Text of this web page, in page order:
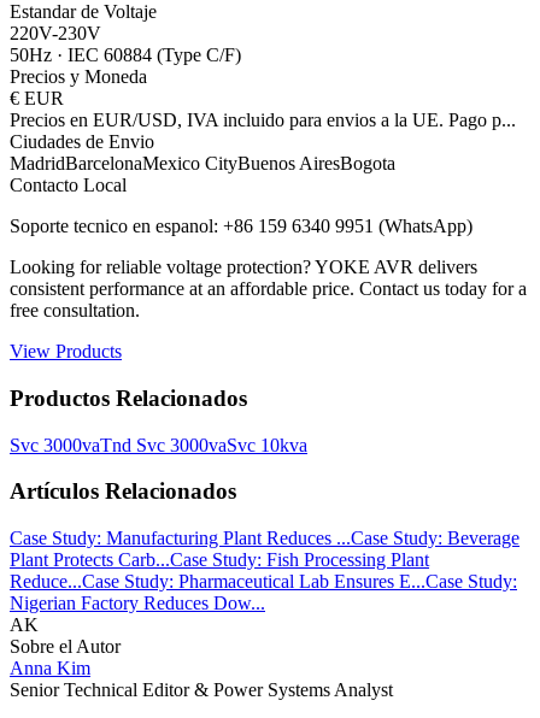
Estandar de Voltaje
220V-230V
50Hz · IEC 60884 (Type C/F)
Precios y Moneda
€ EUR
Precios en EUR/USD, IVA incluido para envios a la UE. Pago p...
Ciudades de Envio
MadridBarcelonaMexico CityBuenos AiresBogota
Contacto Local
Soporte tecnico en espanol: +86 159 6340 9951 (WhatsApp)
Looking for reliable voltage protection? YOKE AVR delivers
consistent performance at an affordable price. Contact us today for a
free consultation.
View Products
Productos Relacionados
Svc 3000vaTnd Svc 3000vaSvc 10kva
Artículos Relacionados
Case Study: Manufacturing Plant Reduces ...Case Study: Beverage
Plant Protects Carb...Case Study: Fish Processing Plant
Reduce...Case Study: Pharmaceutical Lab Ensures E...Case Study:
Nigerian Factory Reduces Dow...
AK
Sobre el Autor
Anna Kim
Senior Technical Editor & Power Systems Analyst